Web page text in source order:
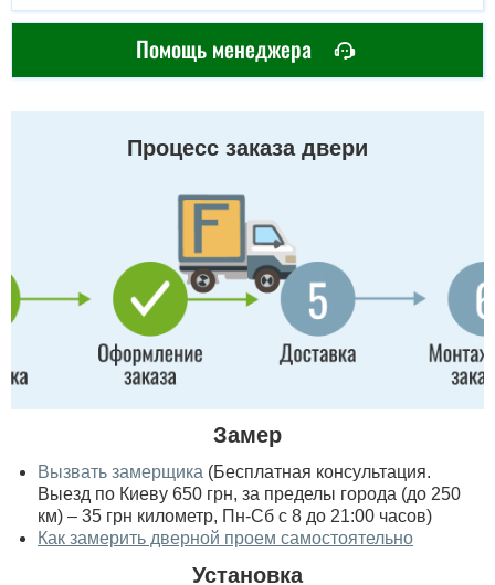
Помощь менеджера
Процесс заказа двери
Замер
Вызвать замерщика (Бесплатная консультация.
Выезд по Киеву 650 грн, за пределы города (до 250
км) – 35 грн километр, Пн-Сб с 8 до 21:00 часов)
Как замерить дверной проем самостоятельно
Установка